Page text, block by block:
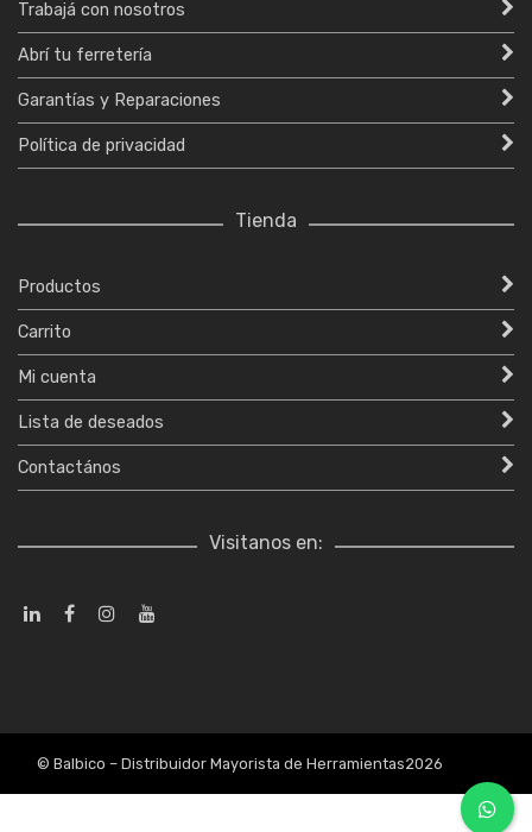
Trabajá con nosotros
Abrí tu ferretería
Garantías y Reparaciones
Política de privacidad
Tienda
Productos
Carrito
Mi cuenta
Lista de deseados
Contactános
Visitanos en:
© Balbico – Distribuidor Mayorista de Herramientas2026